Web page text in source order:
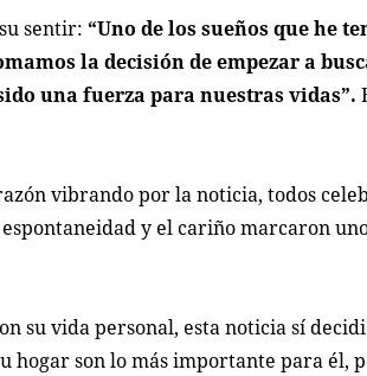
sentir: “Uno de los sueños que he
la decisión de empezar a
una fuerza para nuestras vidas”.
vibrando por la noticia, todos
y el cariño marcaron
su vida personal, esta noticia sí
hogar son lo más importante para él,